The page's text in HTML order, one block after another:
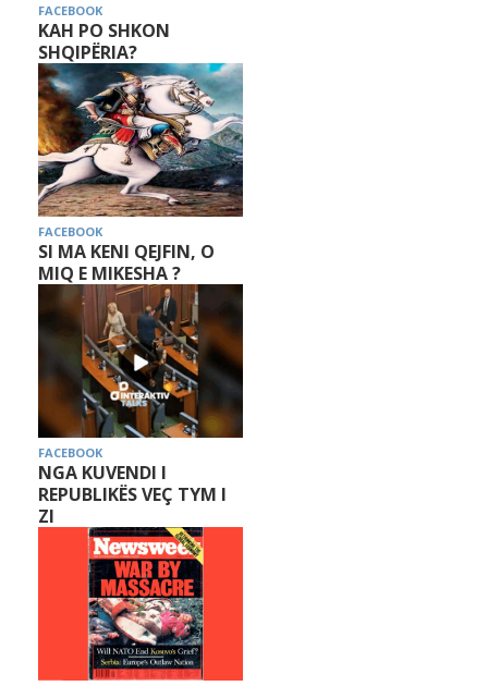
FACEBOOK
KAH PO SHKON
SHQIPËRIA?
FACEBOOK
SI MA KENI QEJFIN, O
MIQ E MIKESHA ?
FACEBOOK
NGA KUVENDI I
REPUBLIKËS VEÇ TYM I
ZI